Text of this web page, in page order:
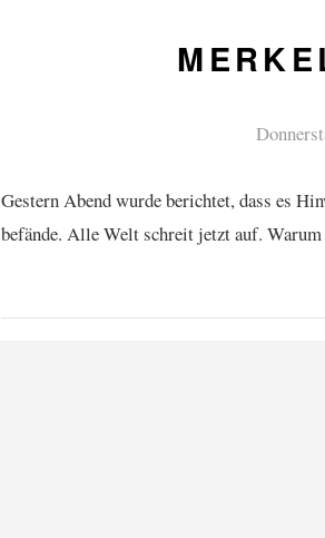
Gestern Abend wurde berichtet, dass es
befände. Alle Welt schreit jetzt auf.